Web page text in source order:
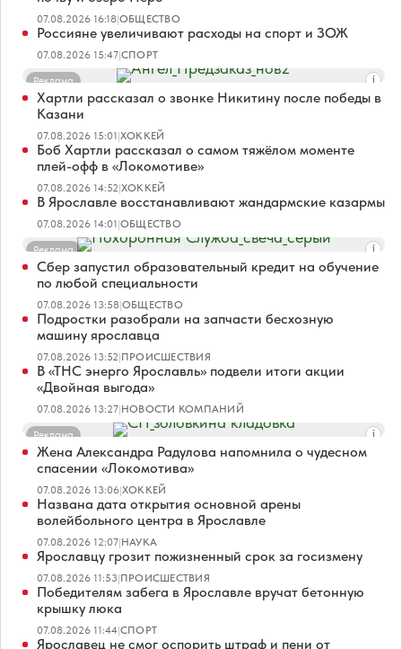
07.08.2026 16:18|ОБЩЕСТВО
Россияне увеличивают расходы на спорт и ЗОЖ
07.08.2026 15:47|СПОРТ
Реклама
Хартли рассказал о звонке Никитину после победы в
Казани
07.08.2026 15:01|ХОККЕЙ
Боб Хартли рассказал о самом тяжёлом моменте
плей-офф в «Локомотиве»
07.08.2026 14:52|ХОККЕЙ
В Ярославле восстанавливают жандармские казармы
07.08.2026 14:01|ОБЩЕСТВО
Реклама
Сбер запустил образовательный кредит на обучение
по любой специальности
07.08.2026 13:58|ОБЩЕСТВО
Подростки разобрали на запчасти бесхозную
машину ярославца
07.08.2026 13:52|ПРОИСШЕСТВИЯ
В «ТНС энерго Ярославль» подвели итоги акции
«Двойная выгода»
07.08.2026 13:27|НОВОСТИ КОМПАНИЙ
Реклама
Жена Александра Радулова напомнила о чудесном
спасении «Локомотива»
07.08.2026 13:06|ХОККЕЙ
Названа дата открытия основной арены
волейбольного центра в Ярославле
07.08.2026 12:07|НАУКА
Ярославцу грозит пожизненный срок за госизмену
07.08.2026 11:53|ПРОИСШЕСТВИЯ
Победителям забега в Ярославле вручат бетонную
крышку люка
07.08.2026 11:44|СПОРТ
Ярославец не смог оспорить штраф и пени от